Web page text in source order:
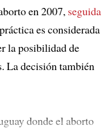
en 2007, seguida
es considerada
la posibilidad de
La decisión también
donde el aborto